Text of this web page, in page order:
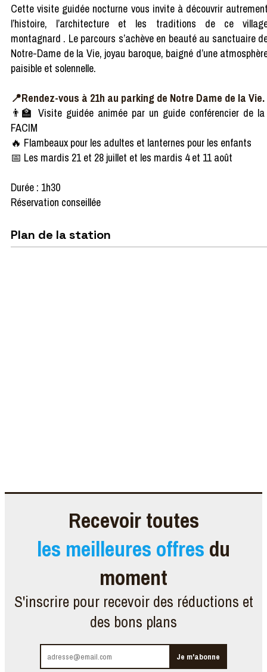
Cette visite guidée nocturne vous invite à découvrir
l’histoire, l’architecture et les traditions de ce
montagnard . Le parcours s’achève en beauté au sanctuaire
Notre-Dame de la Vie, joyau baroque, baigné d’une
paisible et solennelle.
📍Rendez-vous à 21h au parking de Notre Dame de la Vie.
👨‍🏫 Visite guidée animée par un guide conférencier de la
FACIM
🔥 Flambeaux pour les adultes et lanternes pour les enfants
📅 Les mardis 21 et 28 juillet et les mardis 4 et 11 août
Durée : 1h30
Réservation conseillée
Plan de la station
Recevoir toutes
les meilleures offres du
moment
S'inscrire pour recevoir des réductions et
des bons plans